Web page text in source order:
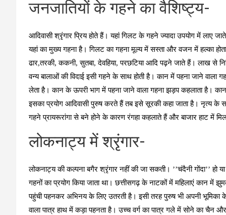
जनजातियों के गहने का वैशिष्ट्य-
आदिवासी श्रृंगार प्रिय होते हैं। यहां गिलट के गहने ज्यादा उपयोग में लाए
यहां का मुख्य गहना है। गिलट का गहना मूल्य में सस्ता और वजन में हल्का
ढार,तरकी, ककनी, सुतबा, देवहिया, परछटिया आदि पढ़ने जाते हैं। लाख से
वन्य बालाओं की विदाई इसी गहने के साथ होती है। कान में पहना जाने
लेता है। कान के ऊपरी भाग में पहना जाने वाला गहना झड़प कहलाता है।
इसका प्रयोग आदिवासी पुरुष करते हैं तब इसे सूरकी कहा जाता है। नृत्य के
गहने प्रायरूरांगा से बने होने के कारण रंगहा कहलाते हैं और बाजार हाट में
लोकनाट्य में श्रृंगार-
लोकनाट्य की कल्पना बगैर श्रृंगार नहीं की जा सकती। ’’चंदैनी गोंदा’’ हो या
गहनों का प्रयोग किया जाता था। छत्तीसगढ़ के नाटकों में महिलाएं कान
पहुंची पहनकर अभिनय के लिए उतरती है। इसी तरह पुरुष भी अपनी
वाला पात्र हाथ में कड़ा पहनता है। उच्च वर्ग का पात्र गले में सोने का चैन